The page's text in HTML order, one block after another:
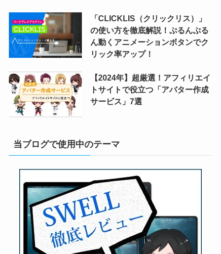
「CLICKLIS（クリックリス）」
の使い方を徹底解説！ぷるんぷる
ん動くアニメーションボタンでク
リック率アップ！
【2024年】超厳選！アフィリエイ
トサイトで役立つ「アバター作成
サービス」7選
当ブログで使用中のテーマ